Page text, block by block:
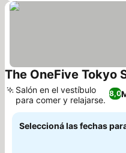
The OneFive Tokyo
8,0
Salón en el vestíbulo
para comer y relajarse.
Seleccioná las fechas